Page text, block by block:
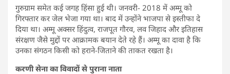
गुरुग्राम समेत कई जगह हिंसा हुई थी। जनवरी- 2018 में अम्मू को
गिरफ्तार कर जेल भेजा गया था। बाद में उन्होंने भाजपा से इस्तीफा दे
दिया था। अम्मू अक्सर हिंदुत्व, राजपूत गौरव, लव जिहाद और इतिहास
संरक्षण जैसे मुद्दों पर आक्रामक बयान देते रहे हैं। अम्मू का दावा है कि
उनका संगठन किसी को हराने-जिताने की ताकत रखता है।
करणी सेना का विवादों से पुराना नाता